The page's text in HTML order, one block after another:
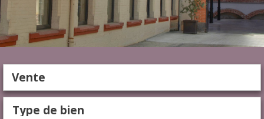
Vente